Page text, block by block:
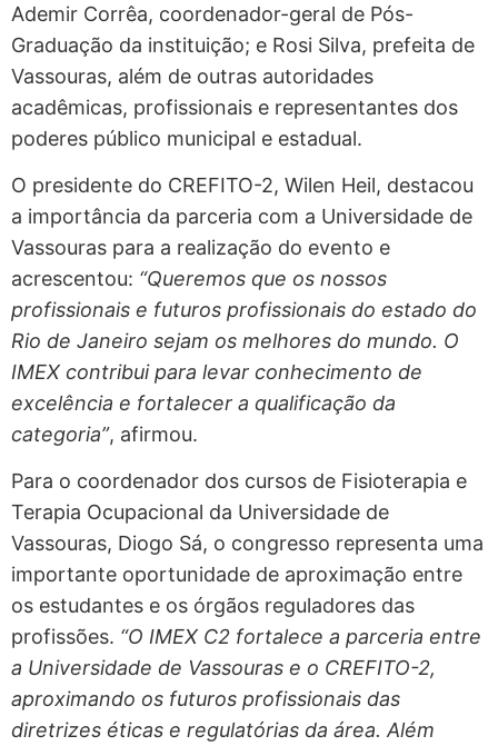
Ademir Corrêa, coordenador-geral de Pós-
Graduação da instituição; e Rosi Silva, prefeita de
Vassouras, além de outras autoridades
acadêmicas, profissionais e representantes dos
poderes público municipal e estadual.
O presidente do CREFITO-2, Wilen Heil, destacou
a importância da parceria com a Universidade de
Vassouras para a realização do evento e
acrescentou: “Queremos que os nossos
profissionais e futuros profissionais do estado do
Rio de Janeiro sejam os melhores do mundo. O
IMEX contribui para levar conhecimento de
excelência e fortalecer a qualificação da
categoria”, afirmou.
Para o coordenador dos cursos de Fisioterapia e
Terapia Ocupacional da Universidade de
Vassouras, Diogo Sá, o congresso representa uma
importante oportunidade de aproximação entre
os estudantes e os órgãos reguladores das
profissões. “O IMEX C2 fortalece a parceria entre
a Universidade de Vassouras e o CREFITO-2,
aproximando os futuros profissionais das
diretrizes éticas e regulatórias da área. Além